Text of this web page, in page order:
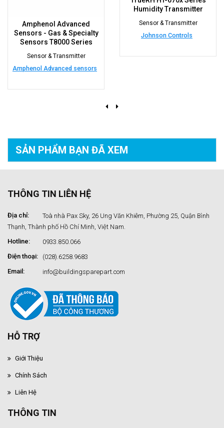
Amphenol Advanced
Sensors - Gas & Specialty
Sensors T8000 Series
Sensor & Transmitter
Amphenol Advanced sensors
Humidity Transmitter
Sensor & Transmitter
Johnson Controls
SẢN PHẨM BẠN ĐÃ XEM
THÔNG TIN LIÊN HỆ
Địa chỉ:
Toà nhà Pax Sky, 26 Ung Văn Khiêm, Phường 25, Quận Bình
Thạnh, Thành phố Hồ Chí Minh, Việt Nam.
Hotline:
0933.850.066
Điện thoại:
(028).6258.9683
Email:
info@buildingsparepart.com
HỖ TRỢ
Giới Thiệu
Chính Sách
Liên Hệ
THÔNG TIN